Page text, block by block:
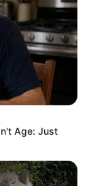
Age: Just